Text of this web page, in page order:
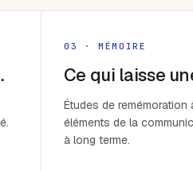
03 · MÉMOIRE
Ce qui laisse
Études de
éléments de la
à long terme.